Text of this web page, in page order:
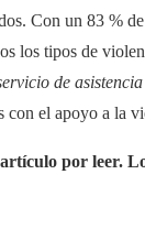
Con un 83 %
los tipos de
de
con el apoyo a la
por leer.